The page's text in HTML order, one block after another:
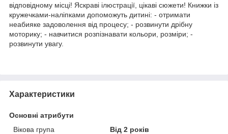
відповідному місці! Яскраві ілюстрації, цікаві сюжети! Книжки із
кружечками-наліпками допоможуть дитині: - отримати
неабияке задоволення від процесу; - розвинути дрібну
моторику; - навчитися розпізнавати кольори, розміри; -
розвинути увагу.
Характеристики
Основні атрибути
Вікова група
Від 2 років